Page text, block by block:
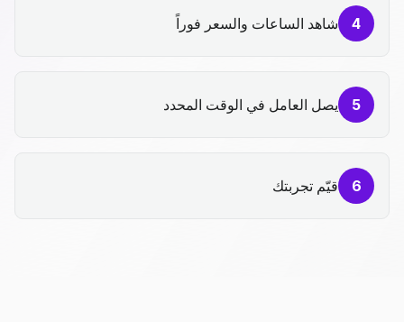
4 شاهد الساعات والسعر فوراً
5 يصل العامل في الوقت المحدد
6 قيّم تجربتك